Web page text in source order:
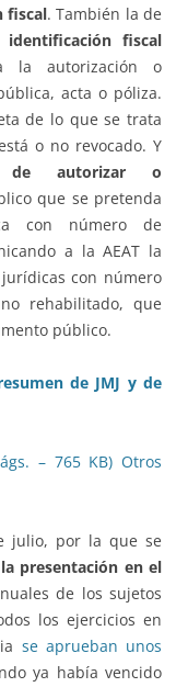
fiscal. También la de
identificación fiscal
la autorización o
acta o póliza.
de lo que se trata
o no revocado. Y
autorizar o
que se pretenda
con número de
a la AEAT la
con número
rehabilitado, que
público.
de JMJ y de
– 765 KB) Otros
julio, por la que se
presentación en el
de los sujetos
los ejercicios en
se aprueban unos
ya había vencido